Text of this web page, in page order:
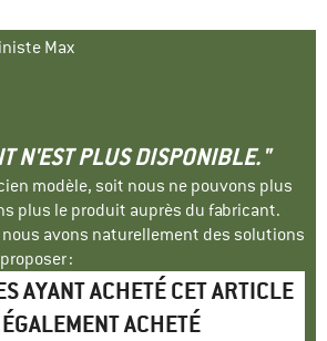
Max
N'EST PLUS DISPONIBLE."
modèle, soit nous ne pouvons plus
plus le produit auprès du fabricant.
nous avons naturellement des solutions
:
AYANT ACHETÉ CET ARTICLE
ACHETÉ